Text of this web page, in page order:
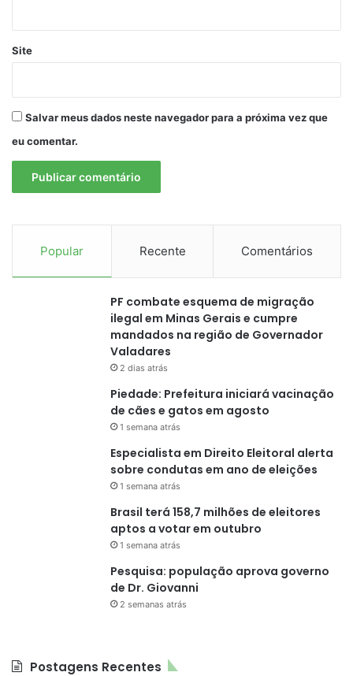
Site
Salvar meus dados neste navegador para a próxima vez que
eu comentar.
Popular Recente Comentários
PF combate esquema de migração
ilegal em Minas Gerais e cumpre
mandados na região de Governador
Valadares
2 dias atrás
Piedade: Prefeitura iniciará vacinação
de cães e gatos em agosto
1 semana atrás
Especialista em Direito Eleitoral alerta
sobre condutas em ano de eleições
1 semana atrás
Brasil terá 158,7 milhões de eleitores
aptos a votar em outubro
1 semana atrás
Pesquisa: população aprova governo
de Dr. Giovanni
2 semanas atrás
Postagens Recentes